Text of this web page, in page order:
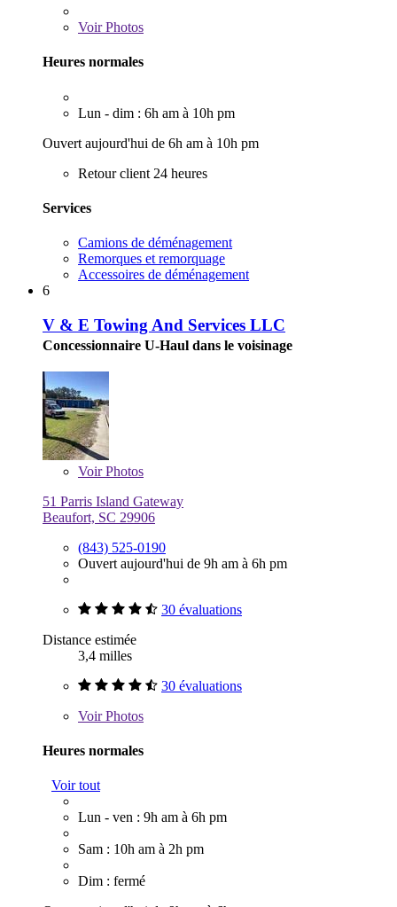
VoirPhotos
Heures normales
Lun - dim : 6h am à 10h pm
Ouvert aujourd'hui de 6h am à 10h pm
Retour client 24 heures
Services
Camions de déménagement
Remorques et remorquage
Accessoires de déménagement
6
V & E Towing And Services LLC
Concessionnaire U-Haul dans le voisinage
VoirPhotos
51 Parris Island Gateway
Beaufort, SC 29906
(843) 525-0190
Ouvert aujourd'hui de 9h am à 6h pm
30 évaluations
Distance estimée
3,4 milles
30 évaluations
VoirPhotos
Heures normales
Voir tout
Lun - ven : 9h am à 6h pm
Sam : 10h am à 2h pm
Dim : fermé